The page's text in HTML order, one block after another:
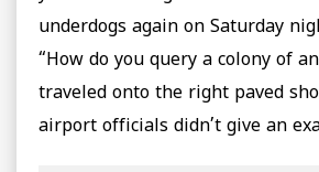
underdogs again on Saturday
“How do you query a colony of
traveled onto the right paved
airport officials didn’t give an